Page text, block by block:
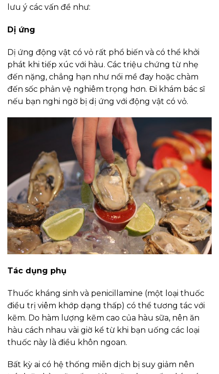
lưu ý các vấn đề như:
Dị ứng
Dị ứng động vật có vỏ rất phổ biến và có thể khởi
phát khi tiếp xúc với hàu. Các triệu chứng từ nhẹ
đến nặng, chẳng hạn như nổi mề đay hoặc chàm
đến sốc phản vệ nghiêm trọng hơn. Đi khám bác sĩ
nếu bạn nghi ngờ bị dị ứng với động vật có vỏ.
Tác dụng phụ
Thuốc kháng sinh và penicillamine (một loại thuốc
điều trị viêm khớp dạng thấp) có thể tương tác với
kẽm. Do hàm lượng kẽm cao của hàu sữa, nên ăn
hàu cách nhau vài giờ kể từ khi bạn uống các loại
thuốc này là điều khôn ngoan.
Bất kỳ ai có hệ thống miễn dịch bị suy giảm nên